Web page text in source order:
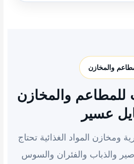
والمخازن
والمخازن
عسير
ومخازن المواد الغذائية تحتاج
والذباب والفئران والسوس